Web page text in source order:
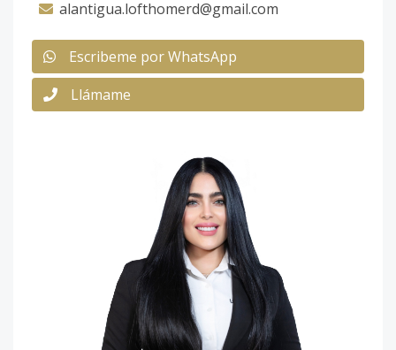
alantigua.lofthomerd@gmail.com
Escribeme por WhatsApp
Llámame